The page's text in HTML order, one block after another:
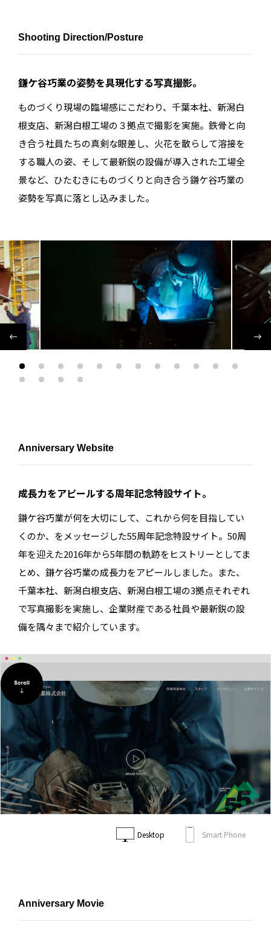
Shooting Direction/Posture
鎌ケ谷巧業の姿勢を具現化する写真撮影。
ものづくり現場の臨場感にこだわり、千葉本社、新潟白
根支店、新潟白根工場の３拠点で撮影を実施。鉄骨と向
き合う社員たちの真剣な眼差し、火花を散らして溶接を
する職人の姿、そして最新鋭の設備が導入された工場全
景など、ひたむきにものづくりと向き合う鎌ケ谷巧業の
姿勢を写真に落とし込みました。
Anniversary Website
成長力をアピールする周年記念特設サイト。
鎌ケ谷巧業が何を大切にして、これから何を目指してい
くのか、をメッセージした55周年記念特設サイト。50周
年を迎えた2016年から5年間の軌跡をヒストリーとしてま
とめ、鎌ケ谷巧業の成長力をアピールしました。また、
千葉本社、新潟白根支店、新潟白根工場の3拠点それぞれ
で写真撮影を実施し、企業財産である社員や最新鋭の設
備を隅々まで紹介しています。
Desktop Smart Phone
Anniversary Movie